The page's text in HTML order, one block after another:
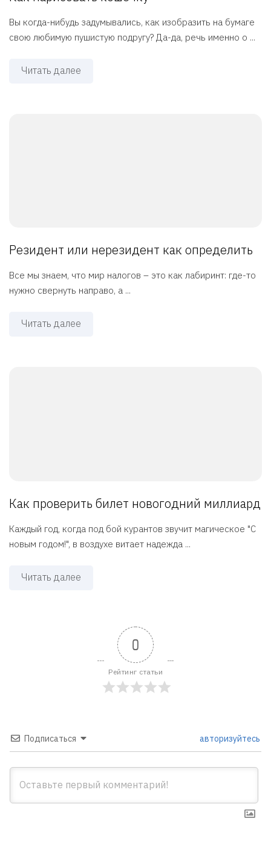
Вы когда-нибудь задумывались, как изобразить на бумаге
свою любимую пушистую подругу? Да-да, речь именно о ...
Читать далее
Резидент или нерезидент как определить
Все мы знаем, что мир налогов – это как лабиринт: где-то
нужно свернуть направо, а ...
Читать далее
Как проверить билет новогодний миллиард
Каждый год, когда под бой курантов звучит магическое "С
новым годом!", в воздухе витает надежда ...
Читать далее
0
Рейтинг статьи
Подписаться авторизуйтесь